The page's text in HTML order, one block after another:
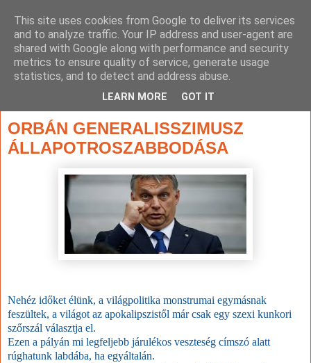
ORBÁN GENERALISSZIMUSZ
ÁLLAPOTROSZABBODÁSA
Nehéz időket élünk, a világpolitika monstrumai egymásnak
feszültek, a világot az apokalipszistől már csak egy szexi kunkori
szőrszál választja el.
Ezen a pályán mi legfeljebb járulékos veszteség címszó alatt
rúghatunk labdába, ha egyáltalán.
This site uses cookies from Google to deliver its services
and to analyze traffic. Your IP address and user-agent are
shared with Google along with performance and security
metrics to ensure quality of service, generate usage
statistics, and to detect and address abuse.
LEARN MORE GOT IT